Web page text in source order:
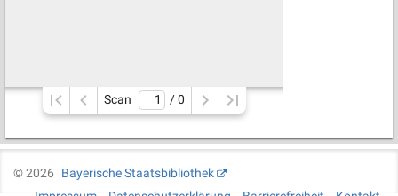
Scan / 0
©2026
Bayerische Staatsbibliothek